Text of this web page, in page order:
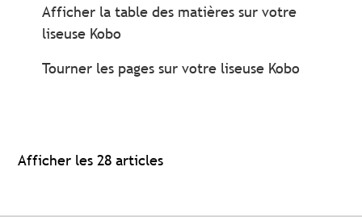
Afficher la table des matières sur votre
liseuse Kobo
Tourner les pages sur votre liseuse Kobo
Afficher les 28 articles